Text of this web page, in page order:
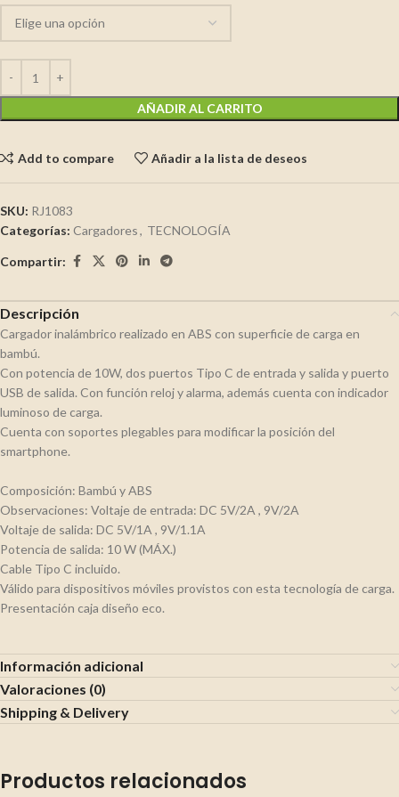
AÑADIR AL CARRITO
Add to compare Añadir a la lista de deseos
SKU: RJ1083
Categorías: Cargadores, TECNOLOGÍA
Compartir:
Descripción
Cargador inalámbrico realizado en ABS con superficie de carga en
bambú.
Con potencia de 10W, dos puertos Tipo C de entrada y salida y puerto
USB de salida. Con función reloj y alarma, además cuenta con indicador
luminoso de carga.
Cuenta con soportes plegables para modificar la posición del
smartphone.
Composición: Bambú y ABS
Observaciones: Voltaje de entrada: DC 5V/2A , 9V/2A
Voltaje de salida: DC 5V/1A , 9V/1.1A
Potencia de salida: 10 W (MÁX.)
Cable Tipo C incluido.
Válido para dispositivos móviles provistos con esta tecnología de carga.
Presentación caja diseño eco.
Información adicional
Valoraciones (0)
Shipping & Delivery
Productos relacionados